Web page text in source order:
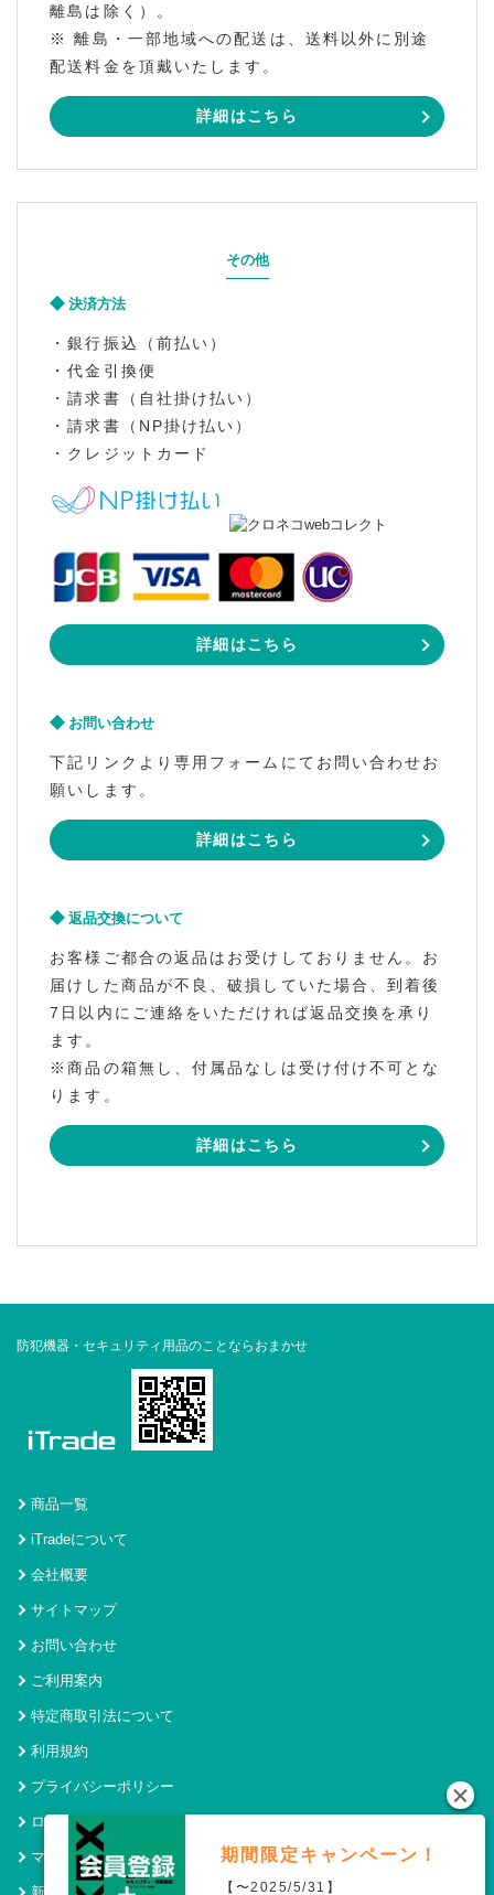
離島は除く）。
※ 離島・一部地域への配送は、送料以外に別途
配送料金を頂戴いたします。
詳細はこちら
その他
決済方法
・銀行振込（前払い）
・代金引換便
・請求書（自社掛け払い）
・請求書（NP掛け払い）
・クレジットカード
詳細はこちら
お問い合わせ
下記リンクより専用フォームにてお問い合わせお
願いします。
詳細はこちら
返品交換について
お客様ご都合の返品はお受けしておりません。お
届けした商品が不良、破損していた場合、到着後
7日以内にご連絡をいただければ返品交換を承り
ます。
※商品の箱無し、付属品なしは受け付け不可とな
ります。
詳細はこちら
防犯機器・セキュリティ用品のことならおまかせ
商品一覧
iTradeについて
会社概要
サイトマップ
お問い合わせ
ご利用案内
特定商取引法について
利用規約
プライバシーポリシー
ログイン
マイページ 期間限定キャンペーン！
【〜2025/5/31】